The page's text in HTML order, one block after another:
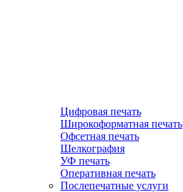
Цифровая печать
Широкоформатная печать
Офсетная печать
Шелкография
УФ печать
Оперативная печать
Послепечатные услуги